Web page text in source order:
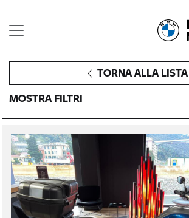
TORNA ALLA LISTA
MOSTRA FILTRI